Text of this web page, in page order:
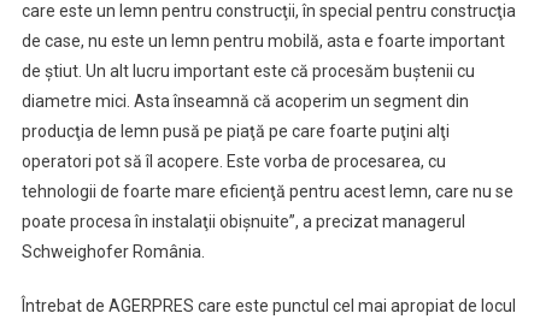
care este un lemn pentru construcţii, în special pentru construcţia
de case, nu este un lemn pentru mobilă, asta e foarte important
de ştiut. Un alt lucru important este că procesăm buştenii cu
diametre mici. Asta înseamnă că acoperim un segment din
producţia de lemn pusă pe piaţă pe care foarte puţini alţi
operatori pot să îl acopere. Este vorba de procesarea, cu
tehnologii de foarte mare eficienţă pentru acest lemn, care nu se
poate procesa în instalaţii obişnuite”, a precizat managerul
Schweighofer România.
Întrebat de AGERPRES care este punctul cel mai apropiat de locul